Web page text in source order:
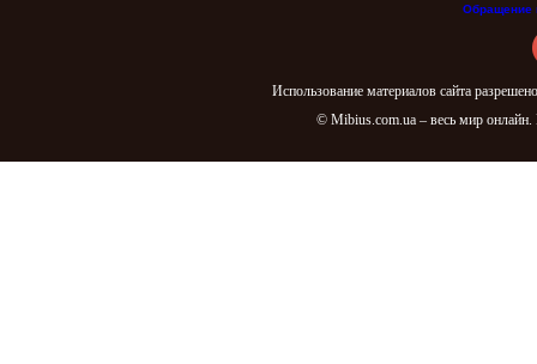
Обращение
Использование материалов сайта
© Mibius.com.ua – весь мир онлайн.